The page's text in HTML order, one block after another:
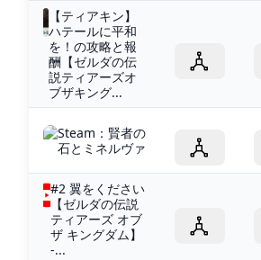
【ティアキン】
ハテールに平和
を！の攻略と報
酬【ゼルダの伝
説ティアーズオ
ブザキング...
Steam：賢者の
石とミネルヴァ
#2 翼をください
【ゼルダの伝説
ティアーズ オブ
ザ キングダム】
-...